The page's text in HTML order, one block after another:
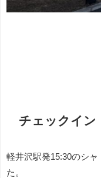
チェックイン
軽井沢駅発15:30のシ
た。